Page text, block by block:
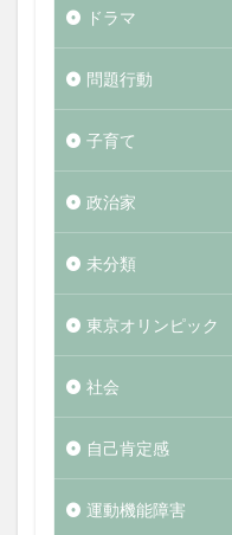
ドラマ
問題行動
子育て
政治家
未分類
東京オリンピック
社会
自己肯定感
運動機能障害